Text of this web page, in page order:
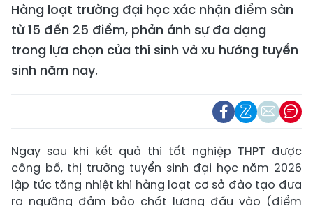
Hàng loạt trường đại học xác nhận điểm sàn
từ 15 đến 25 điểm, phản ánh sự đa dạng
trong lựa chọn của thí sinh và xu hướng tuyển
sinh năm nay.
Ngay sau khi kết quả thi tốt nghiệp THPT được
công bố, thị trường tuyển sinh đại học năm 2026
lập tức tăng nhiệt khi hàng loạt cơ sở đào tạo đưa
ra ngưỡng đảm bảo chất lượng đầu vào (điểm